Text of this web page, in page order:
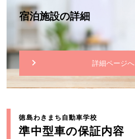
宿泊施設の詳細
詳細ページへ
徳島わきまち自動車学校
準中型車の保証内容